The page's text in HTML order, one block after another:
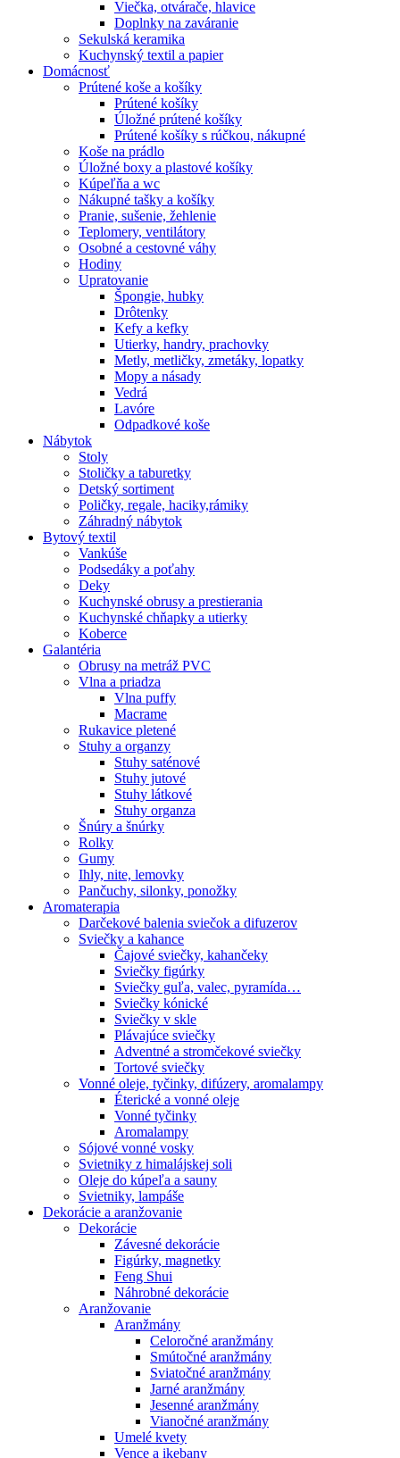
Viečka, otvárače, hlavice
Doplnky na zaváranie
Sekulská keramika
Kuchynský textil a papier
Domácnosť
Prútené koše a košíky
Prútené košíky
Úložné prútené košíky
Prútené košíky s rúčkou, nákupné
Koše na prádlo
Úložné boxy a plastové košíky
Kúpeľňa a wc
Nákupné tašky a košíky
Pranie, sušenie, žehlenie
Teplomery, ventilátory
Osobné a cestovné váhy
Hodiny
Upratovanie
Špongie, hubky
Drôtenky
Kefy a kefky
Utierky, handry, prachovky
Metly, metličky, zmetáky, lopatky
Mopy a násady
Vedrá
Lavóre
Odpadkové koše
Nábytok
Stoly
Stoličky a taburetky
Detský sortiment
Poličky, regale, haciky,rámiky
Záhradný nábytok
Bytový textil
Vankúše
Podsedáky a poťahy
Deky
Kuchynské obrusy a prestierania
Kuchynské chňapky a utierky
Koberce
Galantéria
Obrusy na metráž PVC
Vlna a priadza
Vlna puffy
Macrame
Rukavice pletené
Stuhy a organzy
Stuhy saténové
Stuhy jutové
Stuhy látkové
Stuhy organza
Šnúry a šnúrky
Rolky
Gumy
Ihly, nite, lemovky
Pančuchy, silonky, ponožky
Aromaterapia
Darčekové balenia sviečok a difuzerov
Sviečky a kahance
Čajové sviečky, kahančeky
Sviečky figúrky
Sviečky guľa, valec, pyramída…
Sviečky kónické
Sviečky v skle
Plávajúce sviečky
Adventné a stromčekové sviečky
Tortové sviečky
Vonné oleje, tyčinky, difúzery, aromalampy
Éterické a vonné oleje
Vonné tyčinky
Aromalampy
Sójové vonné vosky
Svietniky z himalájskej soli
Oleje do kúpeľa a sauny
Svietniky, lampáše
Dekorácie a aranžovanie
Dekorácie
Závesné dekorácie
Figúrky, magnetky
Feng Shui
Náhrobné dekorácie
Aranžovanie
Aranžmány
Celoročné aranžmány
Smútočné aranžmány
Sviatočné aranžmány
Jarné aranžmány
Jesenné aranžmány
Vianočné aranžmány
Umelé kvety
Vence a ikebany